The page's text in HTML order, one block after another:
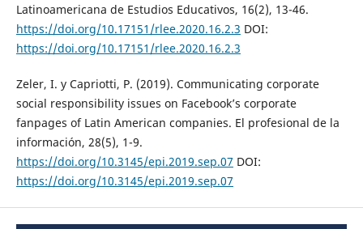
Latinoamericana de Estudios Educativos, 16(2), 13-46.
https://doi.org/10.17151/rlee.2020.16.2.3 DOI:
https://doi.org/10.17151/rlee.2020.16.2.3
Zeler, I. y Capriotti, P. (2019). Communicating corporate
social responsibility issues on Facebook’s corporate
fanpages of Latin American companies. El profesional de la
información, 28(5), 1-9.
https://doi.org/10.3145/epi.2019.sep.07 DOI:
https://doi.org/10.3145/epi.2019.sep.07